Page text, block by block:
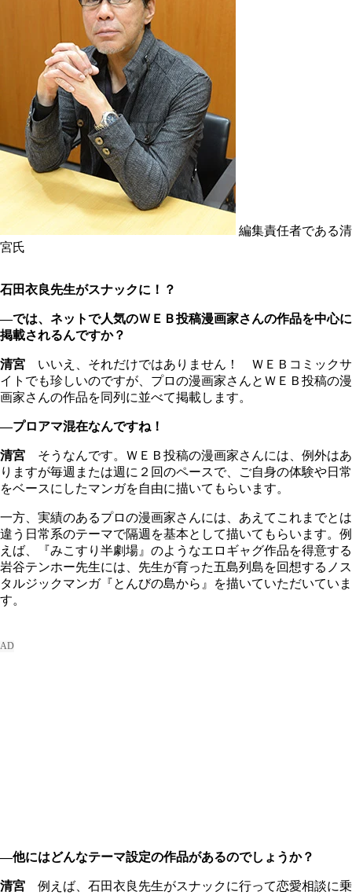
編集責任者である清
宮氏
石田衣良先生がスナックに！？
―では、ネットで人気のＷＥＢ投稿漫画家さんの作品を中心に
掲載されるんですか？
清宮 いいえ、それだけではありません！ ＷＥＢコミックサ
イトでも珍しいのですが、プロの漫画家さんとＷＥＢ投稿の漫
画家さんの作品を同列に並べて掲載します。
―プロアマ混在なんですね！
清宮 そうなんです。ＷＥＢ投稿の漫画家さんには、例外はあ
りますが毎週または週に２回のペースで、ご自身の体験や日常
をベースにしたマンガを自由に描いてもらいます。
一方、実績のあるプロの漫画家さんには、あえてこれまでとは
違う日常系のテーマで隔週を基本として描いてもらいます。例
えば、『みこすり半劇場』のようなエロギャグ作品を得意する
岩谷テンホー先生には、先生が育った五島列島を回想するノス
タルジックマンガ『とんびの島から』を描いていただいていま
す。
―他にはどんなテーマ設定の作品があるのでしょうか？
清宮 例えば、石田衣良先生がスナックに行って恋愛相談に乗